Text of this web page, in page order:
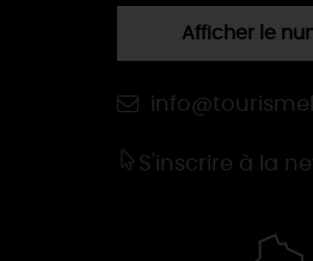
Afficher le
S'inscrire à la